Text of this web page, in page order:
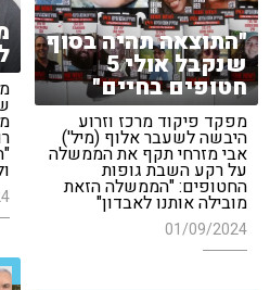
"התוצאה תהיה בסוף
שנקבל אולי 5
חטופים בחיים"
מפקד פיקוד מרכז וזרוע
היבשה לשעבר אלוף (מיל')
אבי מזרחי תקף את הממשלה
על רקע השבת גופות
החטופים: "הממשלה הזאת
מובילה אותנו לאבדון"
01/09/2024